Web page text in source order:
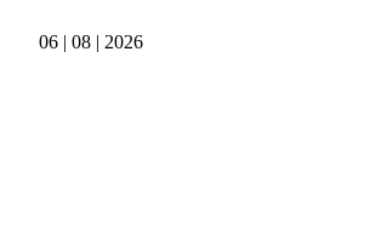
06 | 08 | 2026